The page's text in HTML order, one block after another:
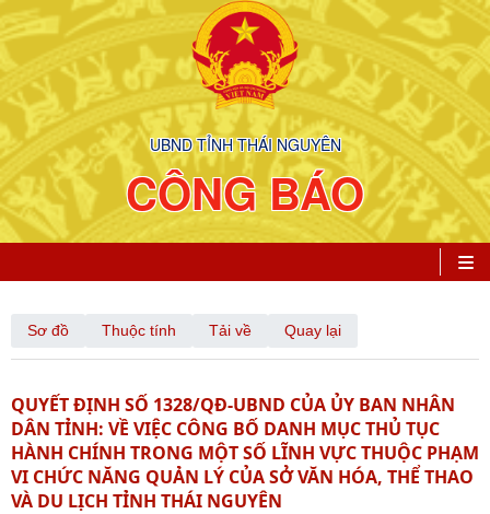
UBND TỈNH THÁI NGUYÊN
CÔNG BÁO
Sơ đồ Thuộc tính Tải về Quay lại
QUYẾT ĐỊNH SỐ 1328/QĐ-UBND CỦA ỦY BAN NHÂN
DÂN TỈNH: VỀ VIỆC CÔNG BỐ DANH MỤC THỦ TỤC
HÀNH CHÍNH TRONG MỘT SỐ LĨNH VỰC THUỘC PHẠM
VI CHỨC NĂNG QUẢN LÝ CỦA SỞ VĂN HÓA, THỂ THAO
VÀ DU LỊCH TỈNH THÁI NGUYÊN